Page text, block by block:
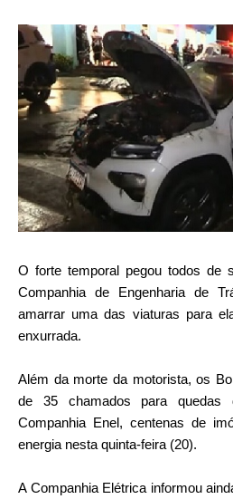
O forte temporal pegou todos de
Companhia de Engenharia de
amarrar uma das viaturas para
enxurrada.
Além da morte da motorista, os
de 35 chamados para quedas
Companhia Enel, centenas de
energia nesta quinta-feira (20).
A Companhia Elétrica informou